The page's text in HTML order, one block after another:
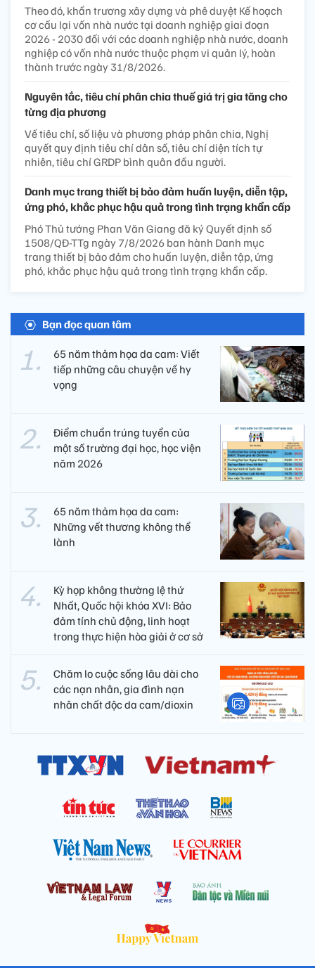
Theo đó, khẩn trương xây dựng và phê duyệt Kế hoạch
cơ cấu lại vốn nhà nước tại doanh nghiệp giai đoạn
2026 - 2030 đối với các doanh nghiệp nhà nước, doanh
nghiệp có vốn nhà nước thuộc phạm vi quản lý, hoàn
thành trước ngày 31/8/2026.
Nguyên tắc, tiêu chí phân chia thuế giá trị gia tăng cho
từng địa phương
Về tiêu chí, số liệu và phương pháp phân chia, Nghị
quyết quy định tiêu chí dân số, tiêu chí diện tích tự
nhiên, tiêu chí GRDP bình quân đầu người.
Danh mục trang thiết bị bảo đảm huấn luyện, diễn tập,
ứng phó, khắc phục hậu quả trong tình trạng khẩn cấp
Phó Thủ tướng Phan Văn Giang đã ký Quyết định số
1508/QĐ-TTg ngày 7/8/2026 ban hành Danh mục
trang thiết bị bảo đảm cho huấn luyện, diễn tập, ứng
phó, khắc phục hậu quả trong tình trạng khẩn cấp.
Bạn đọc quan tâm
65 năm thảm họa da cam: Viết
tiếp những câu chuyện về hy
vọng
Điểm chuẩn trúng tuyển của
một số trường đại học, học viện
năm 2026
65 năm thảm họa da cam:
Những vết thương không thể
lành
Kỳ họp không thường lệ thứ
Nhất, Quốc hội khóa XVI: Bảo
đảm tính chủ động, linh hoạt
trong thực hiện hòa giải ở cơ sở
Chăm lo cuộc sống lâu dài cho
các nạn nhân, gia đình nạn
nhân chất độc da cam/dioxin